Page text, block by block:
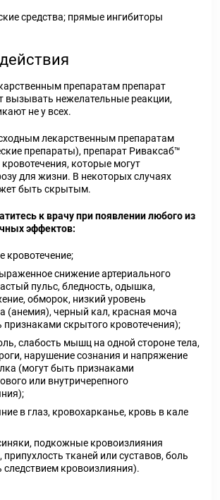
средства; прямые ингибиторы
препаратам препарат
вызывать нежелательные реакции,
не у всех.
лекарственным препаратам
препараты), препарат Риваксаб™
которые могут
для жизни. В некоторых случаях
быть скрытым.
к врачу при появлении любого из
эффектов:
кровотечение;
снижение артериального
пульс, бледность, одышка,
обморок, низкий уровень
(анемия), черный кал, красная моча
признаками скрытого кровотечения);
слабость мышц на одной стороне тела,
нарушение сознания и напряжение
(могут быть признаками
или внутричерепного
в глаз, кровохарканье, кровь в кале
подкожные кровоизлияния
тканей или суставов, боль
следствием кровоизлияния).